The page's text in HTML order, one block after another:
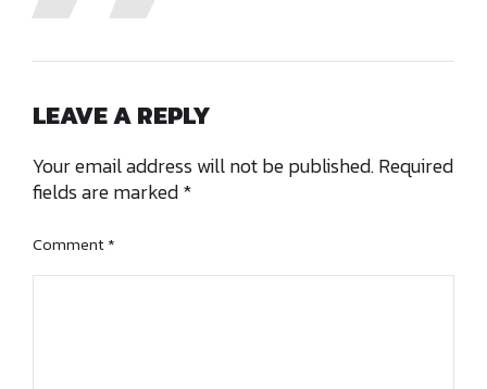
LEAVE A REPLY
Your email address will not be published. Required
fields are marked *
Comment*